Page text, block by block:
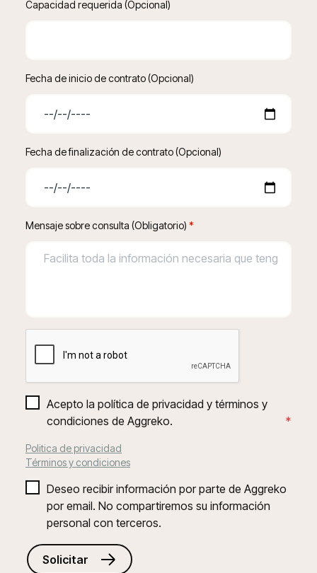
Capacidad requerida (Opcional)
Fecha de inicio de contrato (Opcional)
Fecha de finalización de contrato (Opcional)
Mensaje sobre consulta (Obligatorio) *
Acepto la política de privacidad y términos y
condiciones de Aggreko.
*
Politica de privacidad
Términos y condiciones
Deseo recibir información por parte de Aggreko
por email. No compartiremos su información
personal con terceros.
Solicitar